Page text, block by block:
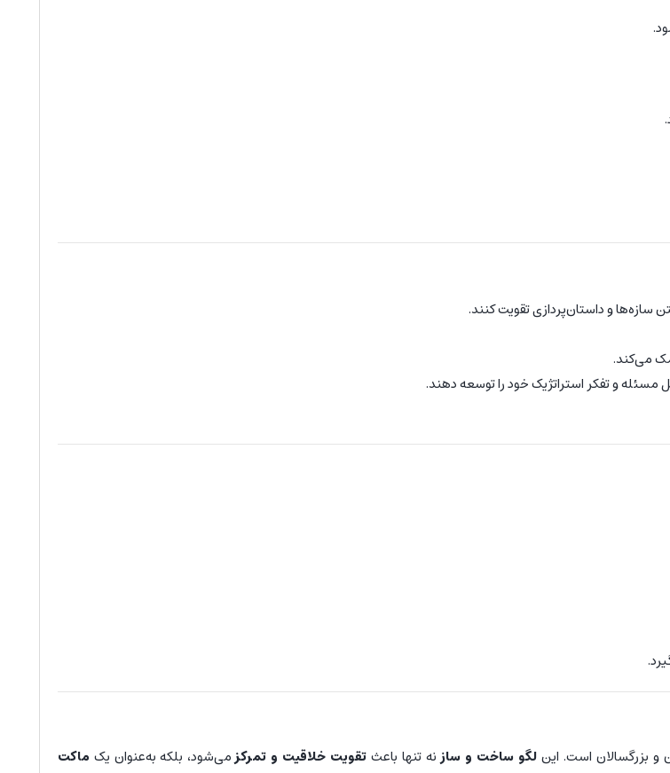
و داستان‌پردازی تقویت کنند.
می‌کند.
و تفکر استراتژیک خود را توسعه دهند.
و بزرگسالان است. این لگو ساخت و سازنه تنها باعثتقویت خلاقیت و تمرکزمی‌شود، بلکه به‌عنوان یک ماکت